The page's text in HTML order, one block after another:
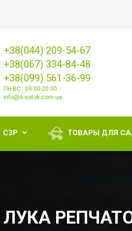
+38(044) 209-54-67
+38(067) 334-84-48
+38(099) 561-36-99
ПН-ВС : 09:00-20:00
info@6-sotok.com.ua
СЗР  ТОВАРЫ ДЛЯ